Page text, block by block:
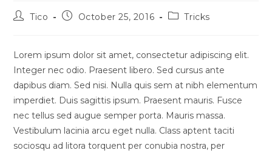
PostTico
PostOctober 25, 2016
PostTricks
Lorem ipsum dolor sit amet, consectetur adipiscing elit.
Integer nec odio. Praesent libero. Sed cursus ante
dapibus diam. Sed nisi. Nulla quis sem at nibh elementum
imperdiet. Duis sagittis ipsum. Praesent mauris. Fusce
nec tellus sed augue semper porta. Mauris massa.
Vestibulum lacinia arcu eget nulla. Class aptent taciti
sociosqu ad litora torquent per conubia nostra, per